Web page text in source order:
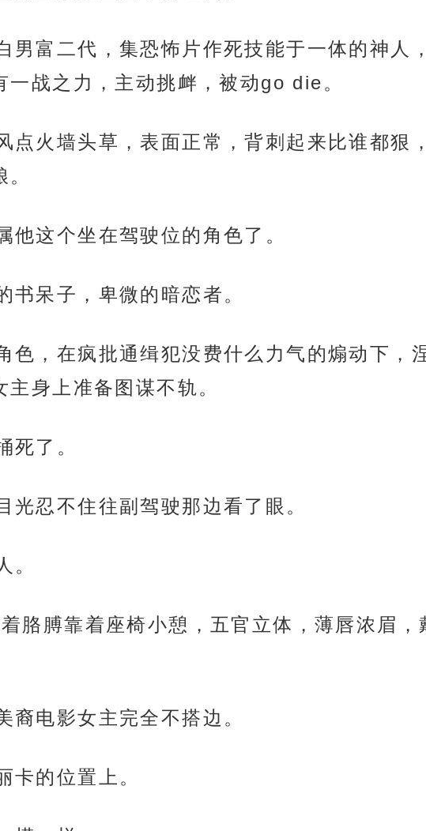
男富二代，集恐怖片作死技能于一体的神人
战之力，主动挑衅，被动go die。
点火墙头草，表面正常，背刺起来比谁都狠
他这个坐在驾驶位的角色了。
书呆子，卑微的暗恋者。
色，在疯批通缉犯没费什么力气的煽动下，
身上准备图谋不轨。
死了。
光忍不住往副驾驶那边看了眼。
。
胳膊靠着座椅小憩，五官立体，薄唇浓眉，
裔电影女主完全不搭边。
卡的位置上。